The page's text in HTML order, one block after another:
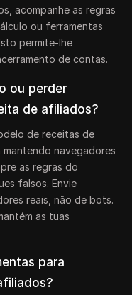
acompanhe as regras
ou ferramentas
permite-lhe
de contas.
ou perder
de afiliados?
de receitas de
navegadores
as regras do
falsos. Envie
reais, não de bots.
as tuas
para